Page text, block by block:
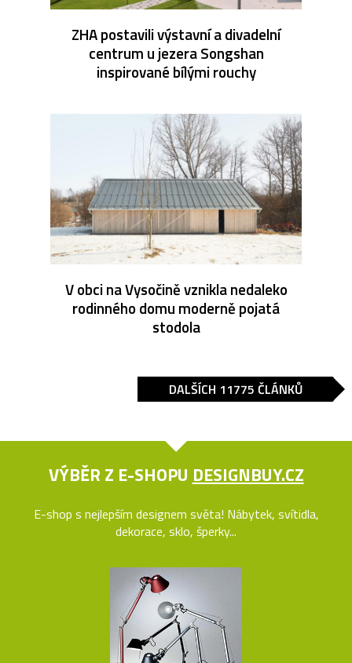
ZHA postavili výstavní a divadelní
centrum u jezera Songshan
inspirované bílými rouchy
V obci na Vysočině vznikla nedaleko
rodinného domu moderně pojatá
stodola
DALŠÍCH 11775 ČLÁNKŮ
VÝBĚR Z E-SHOPU DESIGNBUY.CZ
E-shop s nejlepším designem světa! Nábytek, svítidla,
dekorace, sklo, šperky...